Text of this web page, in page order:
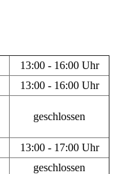
13:00 - 16:00 Uhr
13:00 - 16:00 Uhr
geschlossen
13:00 - 17:00 Uhr
geschlossen